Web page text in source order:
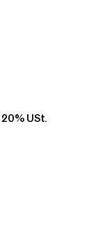
USt.